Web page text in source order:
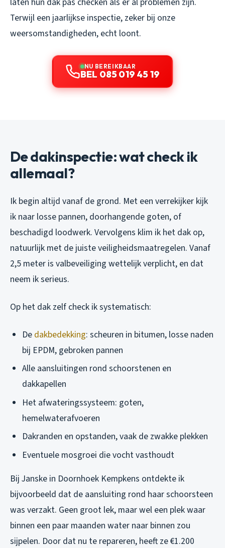
Terwijl een jaarlijkse inspectie, zeker bij onze
weersomstandigheden, echt loont.
NU BEREIKBAAR
BEL 085 019 45 19
De dakinspectie: wat check ik
allemaal?
Ik begin altijd vanaf de grond. Met een verrekijker kijk
ik naar losse pannen, doorhangende goten, of
beschadigd loodwerk. Vervolgens klim ik het dak op,
natuurlijk met de juiste veiligheidsmaatregelen. Vanaf
2,5 meter is valbeveiliging wettelijk verplicht, en dat
neem ik serieus.
Op het dak zelf check ik systematisch:
De dakbedekking: scheuren in bitumen, losse naden
bij EPDM, gebroken pannen
Alle aansluitingen rond schoorstenen en
dakkapellen
Het afwateringssysteem: goten,
hemelwaterafvoeren
Dakranden en opstanden, vaak de zwakke plekken
Eventuele mosgroei die vocht vasthoudt
Bij Janske in Doornhoek Kempkens ontdekte ik
bijvoorbeeld dat de aansluiting rond haar schoorsteen
was verzakt. Geen groot lek, maar wel een plek waar
binnen een paar maanden water naar binnen zou
sijpelen. Door dat nu te repareren, heeft ze €1.200